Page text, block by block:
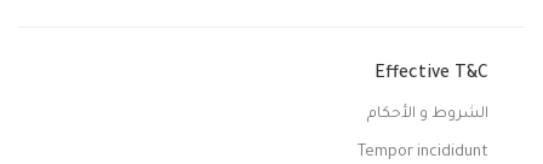
Effective T&C
الشروط و الأحكام
Tempor incididunt